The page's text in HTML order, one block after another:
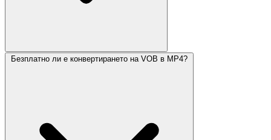
Безплатно ли е конвертирането на VOB в MP4?